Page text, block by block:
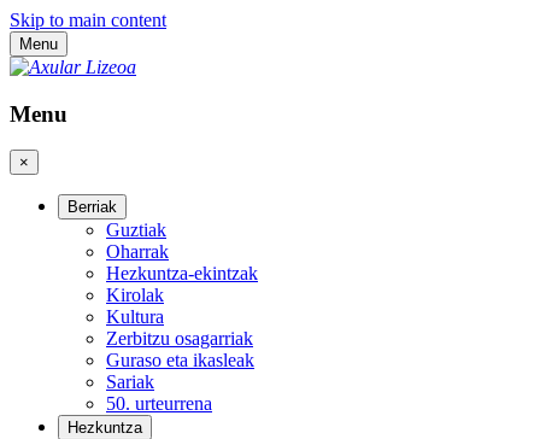
Skip to main content
Menu
Menu
×
Berriak
Guztiak
Oharrak
Hezkuntza-ekintzak
Kirolak
Kultura
Zerbitzu osagarriak
Guraso eta ikasleak
Sariak
50. urteurrena
Hezkuntza